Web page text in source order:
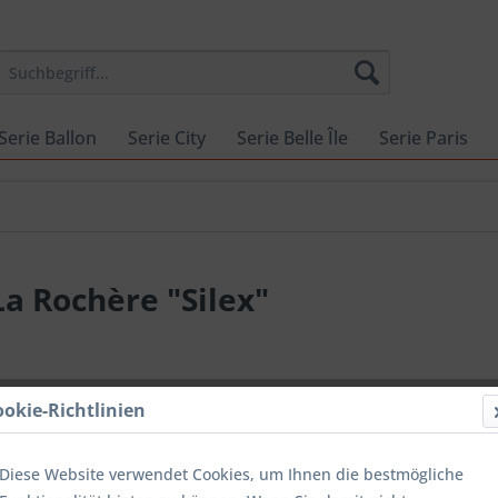
Serie Ballon Serie City Serie Belle Île Serie Paris
Rochère "Silex"
6,65
30
Lieferzeit
Richtlinien
Diese Website verwendet Cookies, um Ihnen die bestmögliche